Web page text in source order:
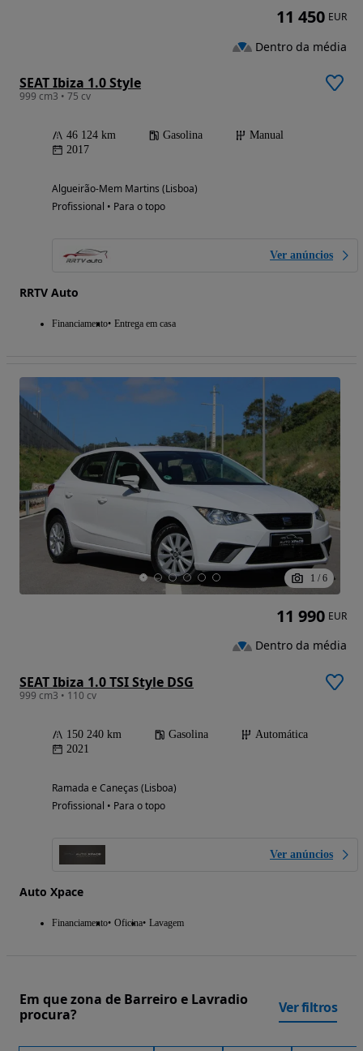
SEAT Ibiza 1.0 Style
999 cm3 • 75 cv
46 124 km Gasolina
Manual
2017
Algueirão-Mem Martins (Lisboa)
Profissional • Para o topo
Ver anúncios
RRTV Auto
Financiamento Entrega em casa
11 450 EUR
Dentro da média
1 / 6
SEAT Ibiza 1.0 TSI Style DSG
999 cm3 • 110 cv
150 240 km Gasolina
Automática
2021
Ramada e Caneças (Lisboa)
Profissional • Para o topo
Ver anúncios
Auto Xpace
Financiamento Oficina Lavagem
11 990 EUR
Dentro da média
Em que zona de Barreiro e Lavradio
procura?
Ver filtros